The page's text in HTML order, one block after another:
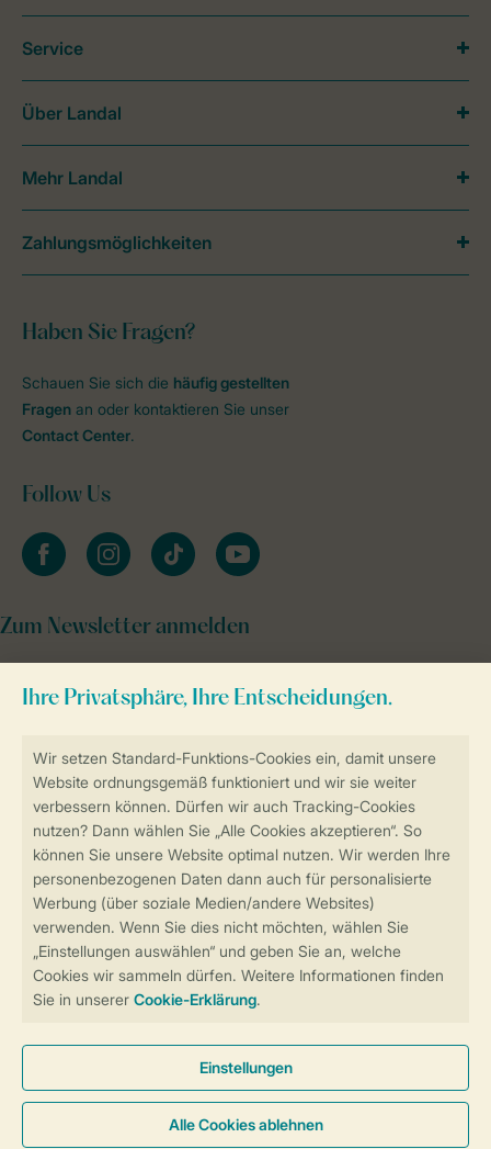
Sicherstellung Deiner Privatsphäre
Sicher und schnell zur Online-Buchung
Sichere Datenübertragung
Sicheres Bezahlen
Haben Sie Fragen?
Schauen Sie sich die häufig gestellten
Fragen an oder kontaktieren Sie unser
Contact Center.
Follow Us
facebookinstagramtiktok youtube
Zum Newsletter anmelden
Service
Über Landal
Mehr Landal
Zahlungsmöglichkeiten
Cookies und Banner
Barrierefreiheit